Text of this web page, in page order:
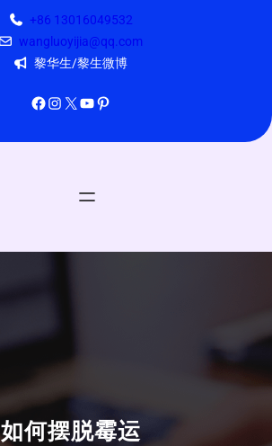
+86 13016049532
wangluoyijia@qq.com
黎华生/黎生微博
Facebook Instagram X YouTube Pinterest
如何摆脱霉运